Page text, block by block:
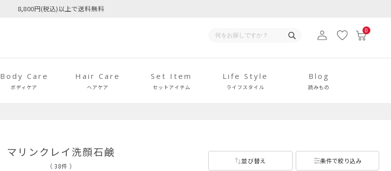
8,800円(税込)以上で送料無料
0
Body Care
ボディケア
Hair Care
ヘアケア
Set Item
セットアイテム
Life Style
ライフスタイル
Blog
読みもの
マリンクレイ洗顔石鹸
（ 38件 ）
並び替え 条件で絞り込み